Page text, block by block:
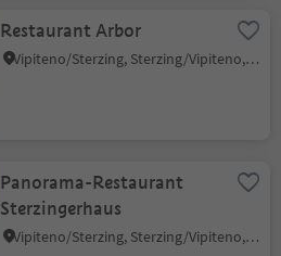
Restaurant Arbor
Vipiteno/Sterzing, Sterzing/Vipiteno, Sterzing/Vipiteno and environs
Panorama-Restaurant
Sterzingerhaus
Vipiteno/Sterzing, Sterzing/Vipiteno, Sterzing/Vipiteno and environs